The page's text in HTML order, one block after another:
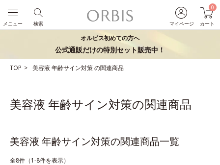
マイページ
0
カート
検索
メニュー
オルビス初めての方へ
公式通販だけの特別セット販売中！
TOP 美容液年齢サイン対策の関連商品
美容液 年齢サイン対策の関連商品
美容液 年齢サイン対策の関連商品一覧
全8件（1-8件を表示）